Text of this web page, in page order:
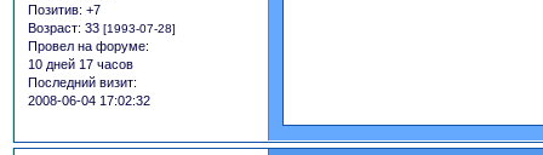
Позитив: +7
Возраст: 33 [1993-07-28]
Провел на форуме:
10 дней 17 часов
Последний визит:
2008-06-04 17:02:32